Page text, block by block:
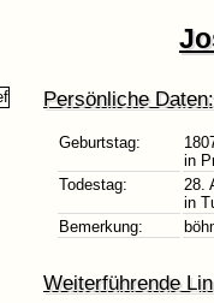
Persönliche Daten:
Geburtstag:
in
Todestag:
28.
in
Bemerkung:
Weiterführende